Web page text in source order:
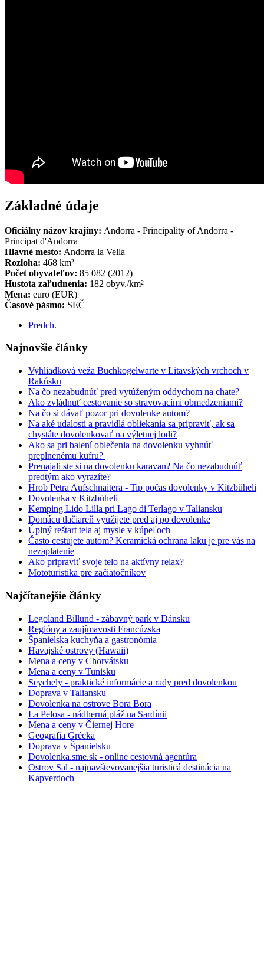
Základné údaje
Oficiálny názov krajiny: Andorra - Principality of Andorra -
Principat d'Andorra
Hlavné mesto: Andorra la Vella
Rozloha: 468 km²
Počet obyvateľov: 85 082 (2012)
Hustota zaľudnenia: 182 obyv./km²
Mena: euro (EUR)
Časové pásmo: SEČ
Predch.
Najnovšie články
Vyhliadková veža Buchkogelwarte v Litavských vrchoch v
Rakúsku
Na čo nezabudnúť pred vytúženým oddychom na chate?
Ako zvládnuť cestovanie so stravovacími obmedzeniami?
Na čo si dávať pozor pri dovolenke autom?
Na aké udalosti a pravidlá obliekania sa pripraviť, ak sa
chystáte dovolenkovať na výletnej lodi?
Ako sa pri balení oblečenia na dovolenku vyhnúť
preplnenému kufru?
Prenajali ste si na dovolenku karavan? Na čo nezabudnúť
predtým ako vyrazíte?
Hrob Petra Aufschnaitera - Tip počas dovolenky v Kitzbüheli
Dovolenka v Kitzbüheli
Kemping Lido Lilla pri Lago di Terlago v Taliansku
Domácu tlačiareň využijete pred aj po dovolenke
Úplný reštart tela aj mysle v kúpeľoch
Často cestujete autom? Keramická ochrana laku je pre vás na
nezaplatenie
Ako pripraviť svoje telo na aktívny relax?
Mototuristika pre začiatočníkov
Najčítanejšie články
Legoland Billund - zábavný park v Dánsku
Regióny a zaujímavosti Francúzska
Španielska kuchyňa a gastronómia
Havajské ostrovy (Hawaii)
Mena a ceny v Chorvátsku
Mena a ceny v Tunisku
Seychely - praktické informácie a rady pred dovolenkou
Doprava v Taliansku
Dovolenka na ostrove Bora Bora
La Pelosa - nádherná pláž na Sardínii
Mena a ceny v Čiernej Hore
Geografia Grécka
Doprava v Španielsku
Dovolenka.sme.sk - online cestovná agentúra
Ostrov Sal - najnavštevovanejšia turisticá destinácia na
Kapverdoch